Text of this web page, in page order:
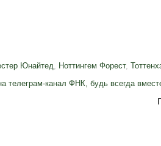
Юнайтед, Ноттингем Форест,
телеграм-канал ФНК, будь всегда